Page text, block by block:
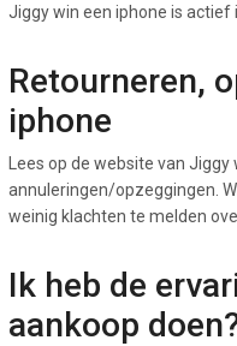
Jiggy win een iphone is actief
Retourneren,
iphone
Lees op de website van
annuleringen/opzeggingen.
weinig klachten te melden
Ik heb de
aankoop